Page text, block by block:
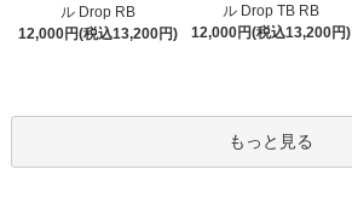
ル Drop RB
12,000円(税込13,200円)
ル Drop TB RB
12,000円(税込13,200円)
もっと見る